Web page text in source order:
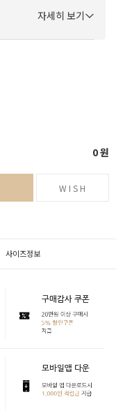
자세히 보기
0원
WISH
사이즈정보